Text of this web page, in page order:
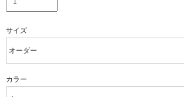
サイズ
カラー